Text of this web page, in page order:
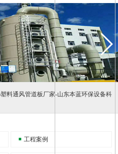
料通风管道板厂家-山东本蓝环保设备科
工程案例